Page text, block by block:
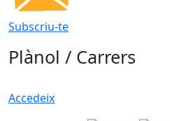
Subscriu-te
Plànol / Carrers
Accedeix